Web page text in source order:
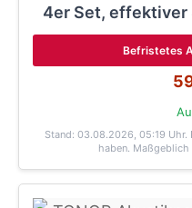
4er Set, effektiver
Befristetes
Stand: 03.08.2026, 05:19 Uhr.
haben. Maßgeblich